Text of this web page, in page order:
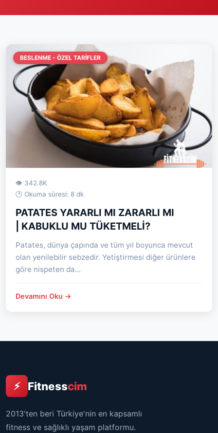
BESLENME - ÖZEL TARIFLER
👁 342.8K
🕐 Okuma süresi: 8 dk
PATATES YARARLI MI ZARARLI MI
| KABUKLU MU TÜKETMELİ?
Patates, dünya çapında ve tüm yıl boyunca mevcut
olan yenilebilir sebzedir. Yetiştirmesi diğer ürünlere
göre nispeten da...
Devamını Oku →
⚡ Fitnesscim
2013'ten beri Türkiye'nin en kapsamlı
fitness ve sağlıklı yaşam platformu.